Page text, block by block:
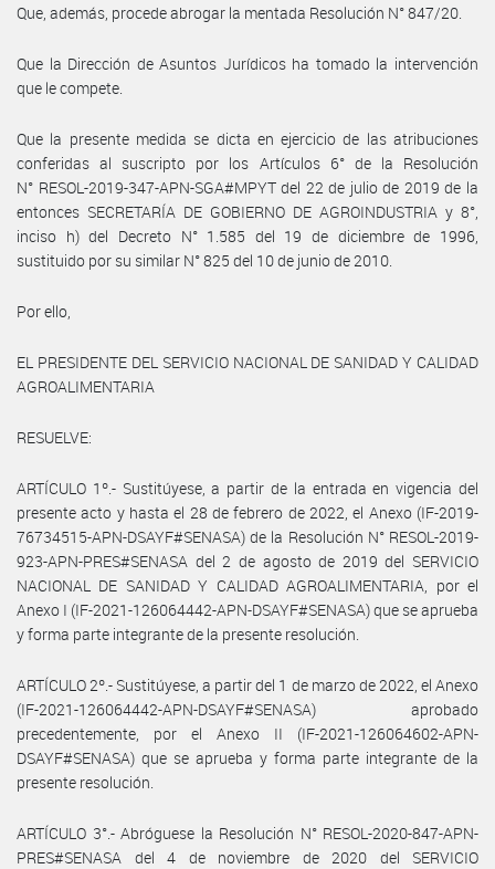
Que, además, procede abrogar la mentada Resolución N° 847/20.
Que la Dirección de Asuntos Jurídicos ha tomado la intervención
que le compete.
Que la presente medida se dicta en ejercicio de las atribuciones
conferidas al suscripto por los Artículos 6° de la Resolución
N° RESOL-2019-347-APN-SGA#MPYT del 22 de julio de 2019 de la
entonces SECRETARÍA DE GOBIERNO DE AGROINDUSTRIA y 8°,
inciso h) del Decreto N° 1.585 del 19 de diciembre de 1996,
sustituido por su similar N° 825 del 10 de junio de 2010.
Por ello,
EL PRESIDENTE DEL SERVICIO NACIONAL DE SANIDAD Y CALIDAD
AGROALIMENTARIA
RESUELVE:
ARTÍCULO 1º.- Sustitúyese, a partir de la entrada en vigencia del
presente acto y hasta el 28 de febrero de 2022, el Anexo (IF-2019-
76734515-APN-DSAYF#SENASA) de la Resolución N° RESOL-2019-
923-APN-PRES#SENASA del 2 de agosto de 2019 del SERVICIO
NACIONAL DE SANIDAD Y CALIDAD AGROALIMENTARIA, por el
Anexo I (IF-2021-126064442-APN-DSAYF#SENASA) que se aprueba
y forma parte integrante de la presente resolución.
ARTÍCULO 2º.- Sustitúyese, a partir del 1 de marzo de 2022, el Anexo
(IF-2021-126064442-APN-DSAYF#SENASA) aprobado
precedentemente, por el Anexo II (IF-2021-126064602-APN-
DSAYF#SENASA) que se aprueba y forma parte integrante de la
presente resolución.
ARTÍCULO 3°.- Abróguese la Resolución N° RESOL-2020-847-APN-
PRES#SENASA del 4 de noviembre de 2020 del SERVICIO